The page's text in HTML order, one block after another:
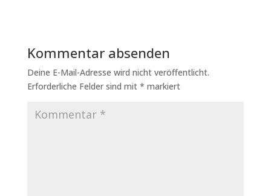
Kommentar absenden
Deine E-Mail-Adresse wird nicht veröffentlicht.
Erforderliche Felder sind mit * markiert